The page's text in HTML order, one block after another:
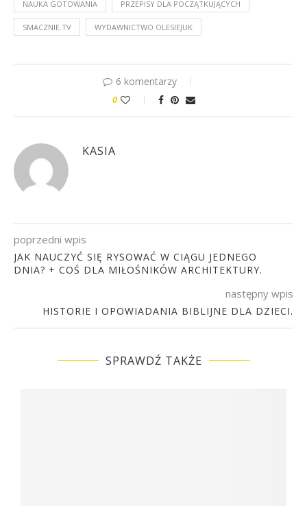
NAUKA GOTOWANIA PRZEPISY DLA POCZĄTKUJĄCYCH
SMACZNIE.TV WYDAWNICTWO OLESIEJUK
6 komentarzy
0
KASIA
poprzedni wpis
JAK NAUCZYĆ SIĘ RYSOWAĆ W CIĄGU JEDNEGO
DNIA? + COŚ DLA MIŁOŚNIKÓW ARCHITEKTURY.
następny wpis
HISTORIE I OPOWIADANIA BIBLIJNE DLA DZIECI.
SPRAWDŹ TAKŻE